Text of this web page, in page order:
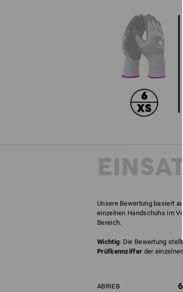
Unsere Bewertung basiert
einzelnen Handschuhs im
Bereich.
Wichtig: Die Bewertung
Prüfkennziffer der
ABRIEB 6